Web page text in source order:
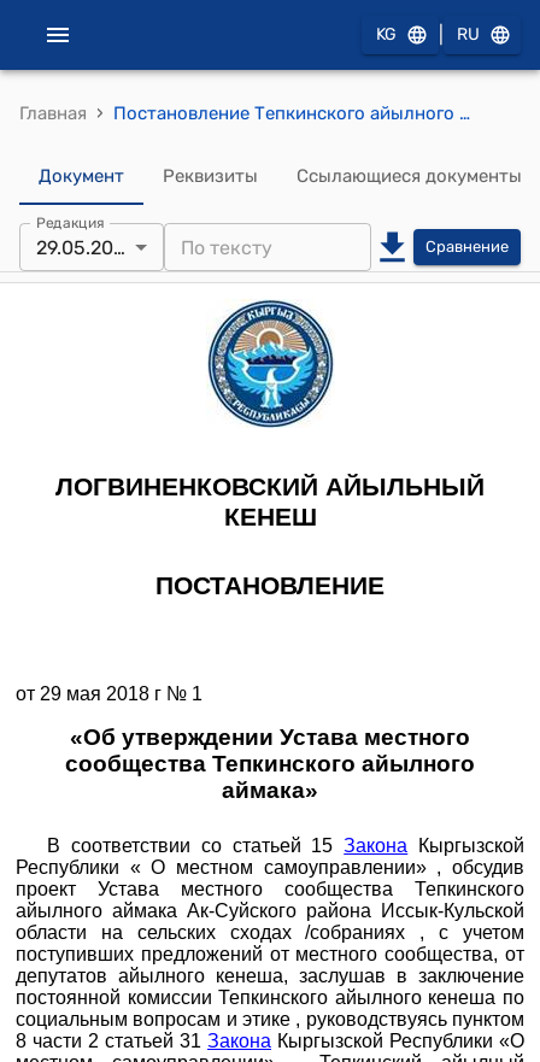
KG RU
Главная › Постановление Тепкинского айылного кенеша от 29 мая 2018 г № 1 «Об утверждении Устава местного сообщества Тепкинского айылного аймака»
Документ Реквизиты Ссылающиеся документы
Редакция
29.05.2018 Сравнение